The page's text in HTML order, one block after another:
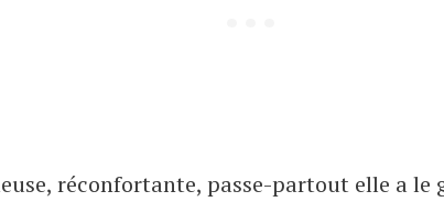
réconfortante, passe-partout elle a le